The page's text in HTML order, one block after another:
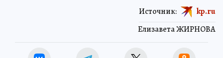
Елизавета ЖИРНОВА
Источник: kp.ru